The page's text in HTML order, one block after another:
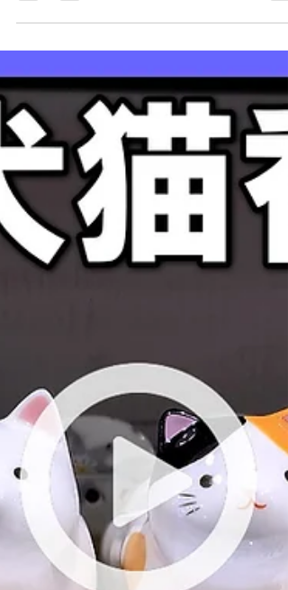
ジをお香にしました @お香 ＜目次・シーンチャ
ターとスキップ＞ 00:00 早朝武家屋敷～店迄雑
02:21 店頭からお香の場所説明 03:46 金沢のお
５種類紹介説明...